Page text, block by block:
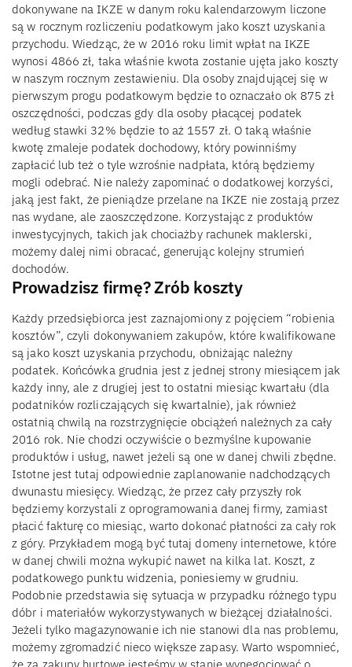
dokonywane na IKZE w danym roku kalendarzowym liczone
są w rocznym rozliczeniu podatkowym jako koszt uzyskania
przychodu. Wiedząc, że w 2016 roku limit wpłat na IKZE
wynosi 4866 zł, taka właśnie kwota zostanie ujęta jako koszty
w naszym rocznym zestawieniu. Dla osoby znajdującej się w
pierwszym progu podatkowym będzie to oznaczało ok 875 zł
oszczędności, podczas gdy dla osoby płacącej podatek
według stawki 32% będzie to aż 1557 zł. O taką właśnie
kwotę zmaleje podatek dochodowy, który powinniśmy
zapłacić lub też o tyle wzrośnie nadpłata, którą będziemy
mogli odebrać. Nie należy zapominać o dodatkowej korzyści,
jaką jest fakt, że pieniądze przelane na IKZE nie zostają przez
nas wydane, ale zaoszczędzone. Korzystając z produktów
inwestycyjnych, takich jak chociażby rachunek maklerski,
możemy dalej nimi obracać, generując kolejny strumień
dochodów.
Prowadzisz firmę? Zrób koszty
Każdy przedsiębiorca jest zaznajomiony z pojęciem “robienia
kosztów”, czyli dokonywaniem zakupów, które kwalifikowane
są jako koszt uzyskania przychodu, obniżając należny
podatek. Końcówka grudnia jest z jednej strony miesiącem jak
każdy inny, ale z drugiej jest to ostatni miesiąc kwartału (dla
podatników rozliczających się kwartalnie), jak również
ostatnią chwilą na rozstrzygnięcie obciążeń należnych za cały
2016 rok. Nie chodzi oczywiście o bezmyślne kupowanie
produktów i usług, nawet jeżeli są one w danej chwili zbędne.
Istotne jest tutaj odpowiednie zaplanowanie nadchodzących
dwunastu miesięcy. Wiedząc, że przez cały przyszły rok
będziemy korzystali z oprogramowania danej firmy, zamiast
płacić fakturę co miesiąc, warto dokonać płatności za cały rok
z góry. Przykładem mogą być tutaj domeny internetowe, które
w danej chwili można wykupić nawet na kilka lat. Koszt, z
podatkowego punktu widzenia, poniesiemy w grudniu.
Podobnie przedstawia się sytuacja w przypadku różnego typu
dóbr i materiałów wykorzystywanych w bieżącej działalności.
Jeżeli tylko magazynowanie ich nie stanowi dla nas problemu,
możemy zgromadzić nieco większe zapasy. Warto wspomnieć,
że za zakupy hurtowe jesteśmy w stanie wynegocjować o